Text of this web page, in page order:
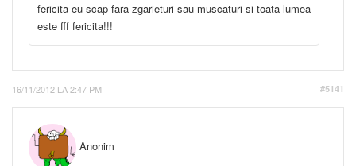
fericita eu scap fara zgarieturi sau muscaturi si toata lumea
este fff fericita!!!
16/11/2012 LA 2:47 PM #5141
Anonim